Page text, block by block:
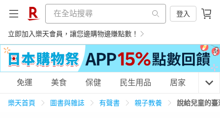
登入
立即加入樂天會員，讓您邊購物邊賺點數！
購物網分類
免運 美食 保健 民生用品 居家 3C
樂天首頁 圖書與雜誌 有聲書 親子教養 說給兒童的